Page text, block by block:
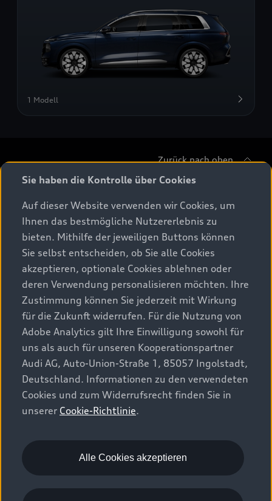
1 Modell
Zurück nach oben
Alle Modelle
Modelle vergleichen
Elektromodelle
Plug-in-Hybride
Beratung & Kauf
Aktuelle Angebote
Sofort verfügbare Neuwagen
Gebrauchtwagen
Audi Gebrauchtwagen :plus
Geschäftskunden
Audi exclusive
Service & Zubehör
Audi Original Zubehör
Audi Services
Audi digital services
myAudi
Garantie & Unterstützung
Batterie und Sicherheit
Kundenbereich
Kontakt
Audi Partner finden
Probefahrt anfragen
Audi Welt
Audi quattro Cup
Die Marke Karriere WLTP
Energieeffizienz
Rechtliches
Cookie-Einstellungen
EU Data Act
Sie haben die Kontrolle über Cookies
Auf dieser Website verwenden wir Cookies, um
Ihnen das bestmögliche Nutzererlebnis zu
bieten. Mithilfe der jeweiligen Buttons können
Sie selbst entscheiden, ob Sie alle Cookies
akzeptieren, optionale Cookies ablehnen oder
deren Verwendung personalisieren möchten. Ihre
Zustimmung können Sie jederzeit mit Wirkung
für die Zukunft widerrufen. Für die Nutzung von
Adobe Analytics gilt Ihre Einwilligung sowohl für
uns als auch für unseren Kooperationspartner
Audi AG, Auto-Union-Straße 1, 85057 Ingolstadt,
Deutschland. Informationen zu den verwendeten
Cookies und zum Widerrufsrecht finden Sie in
unserer Cookie-Richtlinie.
Alle Cookies akzeptieren